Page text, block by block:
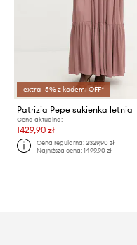
extra -5% z kodem: OFF*
Patrizia Pepe sukienka letnia
Cena aktualna:
1429,90 zł
Cena regularna:2329,90 zł
Najniższa cena:1499,90 zł